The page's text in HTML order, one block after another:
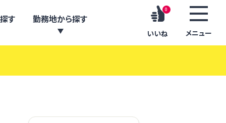
す 勤務地から探す
0
いいね メニュー